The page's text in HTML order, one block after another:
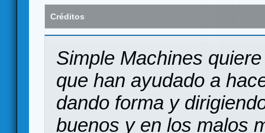
Créditos
Simple Machines
que han ayudado a
dando forma y
buenos y en los malos